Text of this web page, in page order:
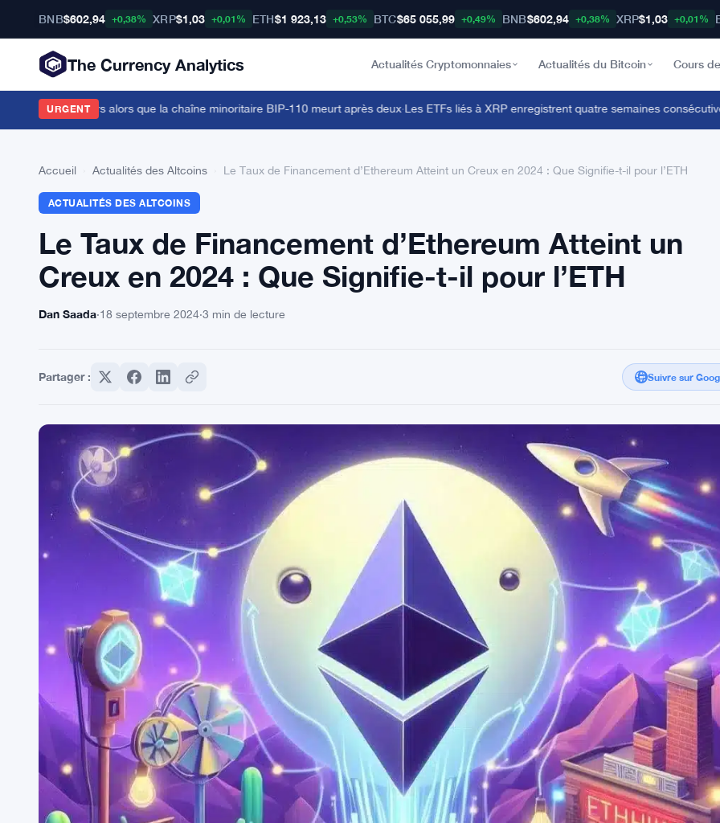
BNB$602,94 +0,38% XRP$1,03 +0,01% ETH$1 923,13 +0,53% BTC$65 055,99 +0,49% BNB$602,94 +0,38% XRP$1,03 +0,01%
The Currency Analytics Actualités Cryptomonnaies Actualités du Bitcoin Cours
URGENT
de dollars alors que la chaîne minoritaire BIP-110 meurt après deux·Les ETFs liés à XRP enregistrent quatre semaines
Accueil Actualités des Altcoins Le Taux de Financement d’Ethereum Atteint un Creux en 2024 : Que Signifie-t-il pour l’ETH
ACTUALITÉS DES ALTCOINS
Le Taux de Financement d’Ethereum Atteint un
Creux en 2024 : Que Signifie-t-il pour l’ETH
Dan Saada·18 septembre 2024·3 min de lecture
Partager : Suivre sur